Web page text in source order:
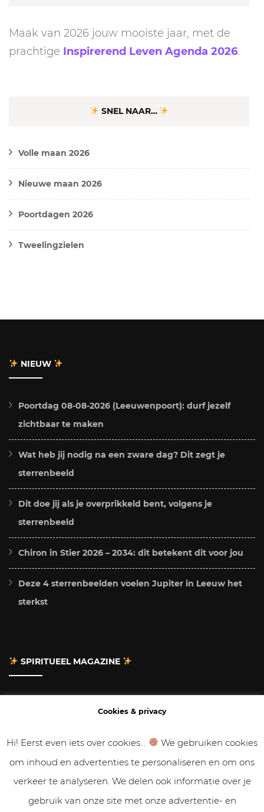
Maak van 2026 jouw mooiste jaar, met de
prachtige Inspirerend Leven Agenda 2026.
SNEL NAAR…
Volle maan 2026
Nieuwe maan 2026
Poortdagen 2026
Tweelingzielen
NIEUW
Poortdag 08-08-2026 (Leeuwenpoort): durf jezelf
zichtbaar te maken
Wat heb jij nodig na een zware dag? Dit zegt je
sterrenbeeld
Dit doe jij als je overprikkeld bent, volgens je
sterrenbeeld
Chiron in Stier 2026 – 2034: dit betekent dit voor jou
Deze 4 sterrenbeelden voelen Jupiter in Leeuw het
sterkst
SPIRITUEEL MAGAZINE
Gastbloggen
Samenwerken
Cookies & privacy
Hi! Eerst even iets over cookies...
We gebruiken cookies
om inhoud en advertenties te personaliseren en om ons
verkeer te analyseren. We delen ook informatie over je
gebruik van onze site met onze advertentie- en